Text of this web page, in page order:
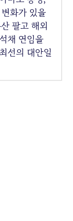
화가 있을
팔고 해외
채 연임을
선의 대안일